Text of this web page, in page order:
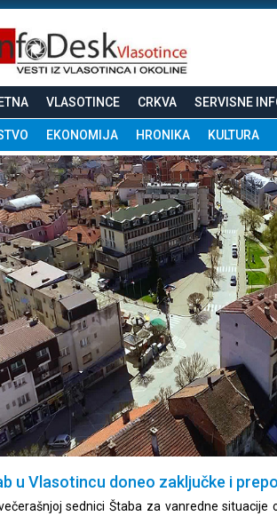
VLASOTINCE CRKVA SERVISNE
EKONOMIJA HRONIKA KULTURA
u Vlasotincu doneo zaključke i
sednici Štaba za vanredne